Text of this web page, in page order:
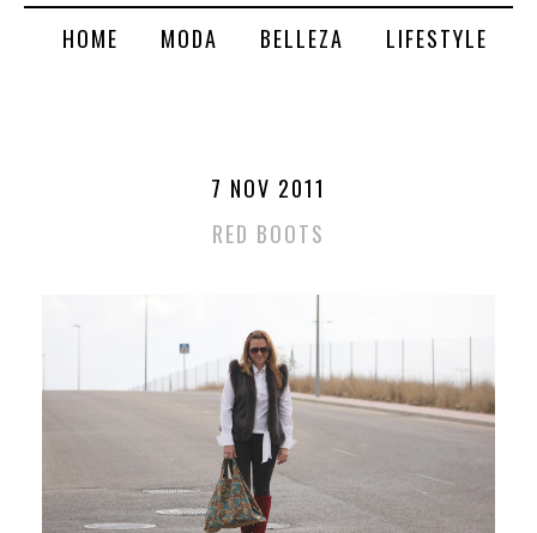
HOME MODA BELLEZA LIFESTYLE
7 NOV 2011
RED BOOTS